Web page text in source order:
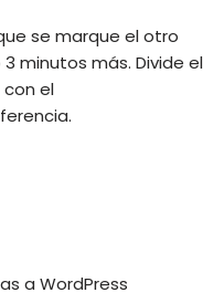
se marque el otro
minutos más. Divide el
con el
a WordPress